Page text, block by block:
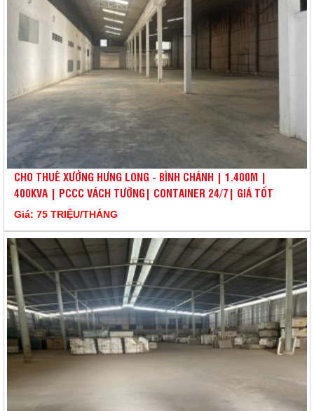
CHO THUÊ XƯỞNG HƯNG LONG - BÌNH CHÁNH | 1.400M |
400KVA | PCCC VÁCH TƯỜNG| CONTAINER 24/7| GIÁ TỐT
Giá: 75 TRIỆU/THÁNG